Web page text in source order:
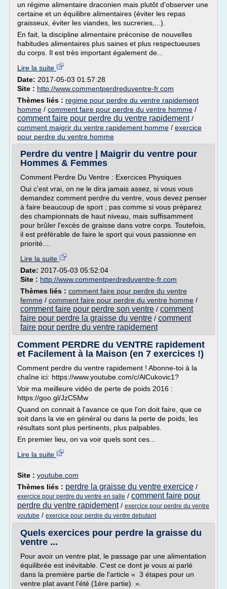
un régime alimentaire draconien mais plutôt d'observer une
certaine et un équilibre alimentaires (éviter les repas
graisseux, éviter les viandes, les sucreries,...).
En fait, la discipline alimentaire préconise de nouvelles
habitudes alimentaires plus saines et plus respectueuses
du corps. Il est très important également de...
Lire la suite
Date: 2017-05-03 01:57:28
Site : http://www.commentperdreduventre-fr.com
Thèmes liés : regime pour perdre du ventre rapidement
homme / comment faire pour perdre du ventre homme /
comment faire pour perdre du ventre rapidement/
comment maigrir du ventre rapidement homme / exercice
pour perdre du ventre homme
Perdre du ventre | Maigrir du ventre pour
Hommes & Femmes
Comment Perdre Du Ventre : Exercices Physiques
Oui c'est vrai, on ne le dira jamais assez, si vous vous
demandez comment perdre du ventre, vous devez penser
à faire beaucoup de sport ; pas comme si vous préparez
des championnats de haut niveau, mais suffisamment
pour brûler l'excès de graisse dans votre corps. Toutefois,
il est préférable de faire le sport qui vous passionne en
priorité....
Lire la suite
Date: 2017-05-03 05:52:04
Site : http://www.commentperdreduventre-fr.com
Thèmes liés : comment faire pour perdre du ventre
femme / comment faire pour perdre du ventre homme /
comment faire pour perdre son ventre / comment
faire pour perdre la graisse du ventre / comment
faire pour perdre du ventre rapidement
Comment PERDRE du VENTRE rapidement
et Facilement à la Maison (en 7 exercices !)
Comment perdre du ventre rapidement ! Abonne-toi à la
chaîne ici: https://www.youtube.com/c/AlCukovic1?
Voir ma meilleure vidéo de perte de poids 2016 :
https://goo.gl/JzC5Mw
Quand on connait à l'avance ce que l'on doit faire, que ce
soit dans la vie en général ou dans la perte de poids, les
résultats sont plus pertinents, plus palpables.
En premier lieu, on va voir quels sont ces...
Lire la suite
Site : youtube.com
Thèmes liés : perdre la graisse du ventre exercice /
exercice pour perdre du ventre en salle / comment faire pour
perdre du ventre rapidement/ exercice pour perdre du ventre
youtube / exercice pour perdre du ventre debutant
Quels exercices pour perdre la graisse du
ventre ...
Pour avoir un ventre plat, le passage par une alimentation
équilibrée est inévitable. C'est ce dont je vous ai parlé
dans la première partie de l'article « 3 étapes pour un
ventre plat avant l'été (1ère partie) ».